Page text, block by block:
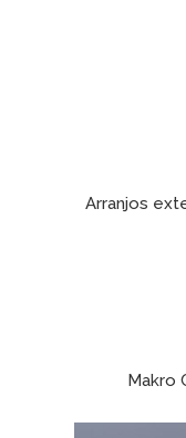
Arranjos
Makro